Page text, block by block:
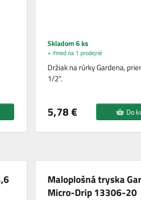
Skladom 6 ks
+ ihned na 1 prodejně
Držiak na rúrky Gardena,
1/2".
5,78 € Do
Maloplošná tryska
Micro-Drip 13306-20